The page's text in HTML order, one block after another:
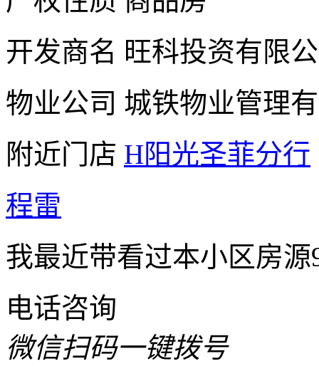
开发商名 旺科投资有限
物业公司 城铁物业管理
附近门店 H阳光圣菲分行
程雷
我最近带看过本小区房
电话咨询
微信扫码一键拨号